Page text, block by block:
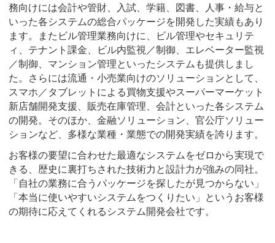
務向けには会計や管財、入試、学籍、図書、人事・給与と
いった各システムの総合パッケージを開発した実績もあり
ます。またビル管理業務向けに、ビル管理やセキュリテ
ィ、テナント課金、ビル内監視／制御、エレベーター監視
／制御、マンション管理といったシステムも提供しまし
た。さらには流通・小売業向けのソリューションとして、
スマホ／タブレットによる買物支援やスーパーマーケット
新店舗開発支援、販売在庫管理、会計といった各システム
の開発。そのほか、金融ソリューション、官公庁ソリュー
ションなど、多様な業種・業態での開発実績を誇ります。
お客様の要望に合わせた最適なシステムをゼロから実現で
きる、歴史に裏打ちされた技術力と設計力が強みの同社。
「自社の業務に合うパッケージを探したが見つからない」
「本当に使いやすいシステムをつくりたい」というお客様
の期待に応えてくれるシステム開発会社です。